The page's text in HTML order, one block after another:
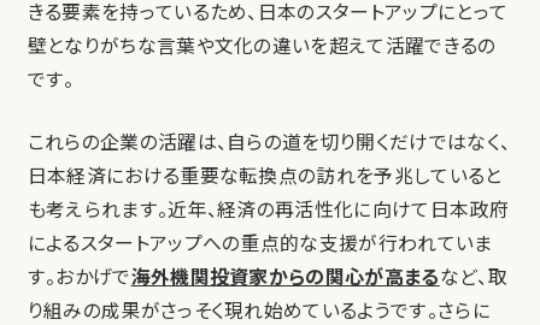
きる要素を持っているため、日本のスタートアップにとって
壁となりがちな言葉や文化の違いを超えて活躍できるの
です。
これらの企業の活躍は、自らの道を切り開くだけではなく、
日本経済における重要な転換点の訪れを予兆していると
も考えられます。近年、経済の再活性化に向けて日本政府
によるスタートアップへの重点的な支援が行われていま
す。おかげで海外機関投資家からの関心が高まるなど、取
り組みの成果がさっそく現れ始めているようです。さらに